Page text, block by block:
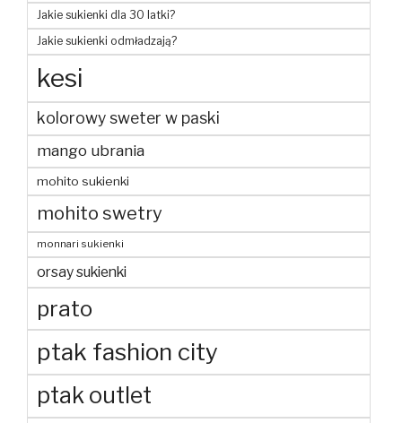
Jakie sukienki dla 30 latki?
Jakie sukienki odmładzają?
kesi
kolorowy sweter w paski
mango ubrania
mohito sukienki
mohito swetry
monnari sukienki
orsay sukienki
prato
ptak fashion city
ptak outlet